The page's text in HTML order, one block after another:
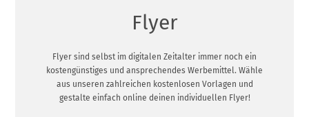
Flyer
Flyer sind selbst im digitalen Zeitalter immer noch ein
kostengünstiges und ansprechendes Werbemittel. Wähle
aus unseren zahlreichen kostenlosen Vorlagen und
gestalte einfach online deinen individuellen Flyer!